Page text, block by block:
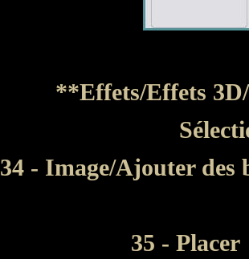
**Effets/Effets
34 - Image/Ajouter des
35 -